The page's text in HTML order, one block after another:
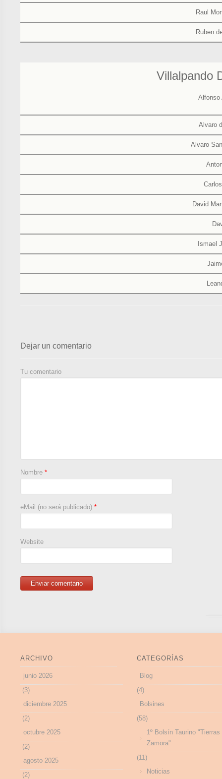
Raul
Ruben
Villalpando
Alfonso
Alvaro
Alvaro
David
Ismael
Dejar un comentario
Tu comentario
Nombre *
eMail (no será publicado) *
Website
ARCHIVO
junio 2026
(3)
diciembre 2025
(2)
octubre 2025
(2)
agosto 2025
(2)
CATEGORÍAS
Blog
(4)
Bolsines
(58)
1º Bolsín Taurino "Tierras
Zamora"
(11)
Noticias